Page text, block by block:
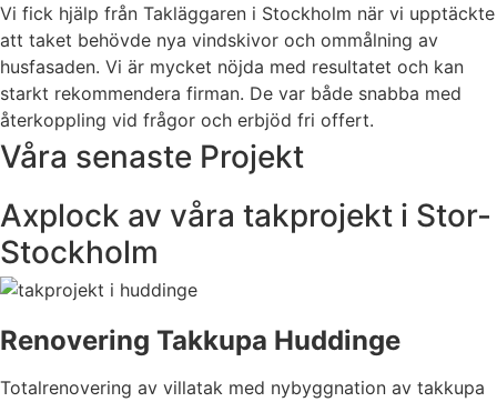
Vi fick hjälp från Takläggaren i Stockholm när vi upptäckte
att taket behövde nya vindskivor och ommålning av
husfasaden. Vi är mycket nöjda med resultatet och kan
starkt rekommendera firman. De var både snabba med
återkoppling vid frågor och erbjöd fri offert.
Våra senaste Projekt
Axplock av våra takprojekt i Stor-
Stockholm
Renovering Takkupa Huddinge
Totalrenovering av villatak med nybyggnation av takkupa